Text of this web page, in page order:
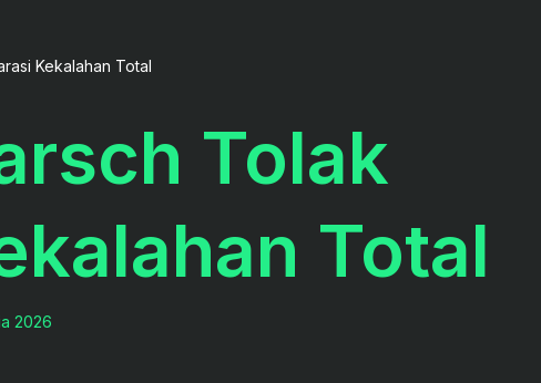
Kekalahan Total
Tolak
Total
2026